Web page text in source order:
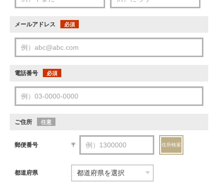
メールアドレス 必須
電話番号 必須
ご住所 任意
郵便番号 〒 住所検索
都道府県